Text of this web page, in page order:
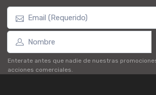
Enterate antes que nadie de nuestras
acciones comerciales.